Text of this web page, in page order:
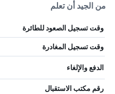
من الجيد أن تعلم
وقت تسجيل الصعود للطائرة
وقت تسجيل المغادرة
الدفع والإلغاء
رقم مكتب الاستقبال